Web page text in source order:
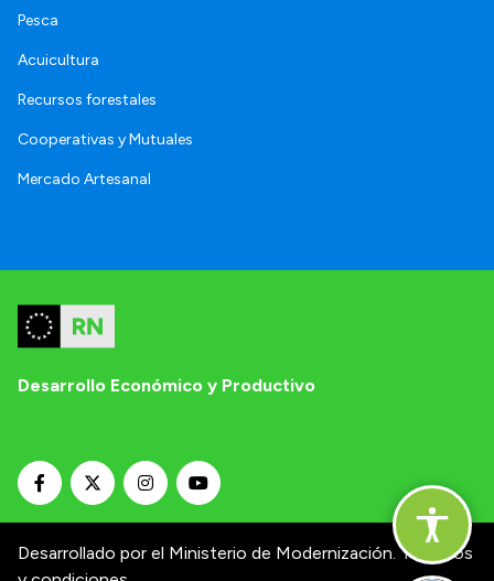
Pesca
Acuicultura
Recursos forestales
Cooperativas y Mutuales
Mercado Artesanal
Desarrollo Económico y Productivo
Desarrollado por el Ministerio de Modernización. Términos